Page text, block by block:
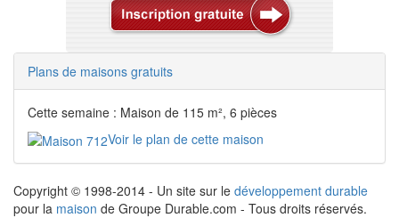
Plans de maisons gratuits
Cette semaine : Maison de 115 m², 6 pièces
Voir le plan de cette maison
Copyright © 1998-2014 - Un site sur le développement durable
pour la maison de Groupe Durable.com - Tous droits réservés.